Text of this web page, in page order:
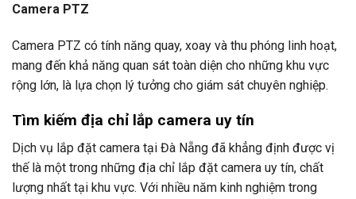
Camera PTZ
Camera PTZ có tính năng quay, xoay và thu phóng linh hoạt,
mang đến khả năng quan sát toàn diện cho những khu vực
rộng lớn, là lựa chọn lý tưởng cho giám sát chuyên nghiệp.
Tìm kiếm địa chỉ lắp camera uy tín
Dịch vụ lắp đặt camera tại Đà Nẵng đã khẳng định được vị
thế là một trong những địa chỉ lắp đặt camera uy tín, chất
lượng nhất tại khu vực. Với nhiều năm kinh nghiệm trong